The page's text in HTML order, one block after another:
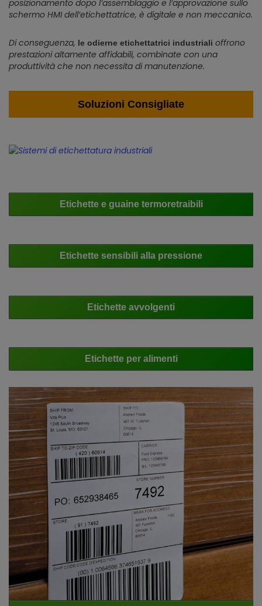
posizionamento dopo l’assemblaggio e l’approvazione sullo
schermo HMI dell’etichettatrice, è digitale e non meccanico.
Di conseguenza, le odierne etichettatrici industriali offrono
prestazioni altamente affidabili, combinate con una
produttività che non necessita di manutenzione.
Soluzioni Consigliate
Etichette e guaine termoretraibili
Etichette sensibili alla pressione
Etichette avvolgenti
Etichette per alimenti